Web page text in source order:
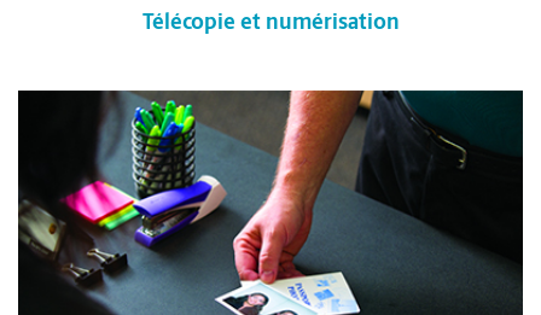
Télécopie et numérisation